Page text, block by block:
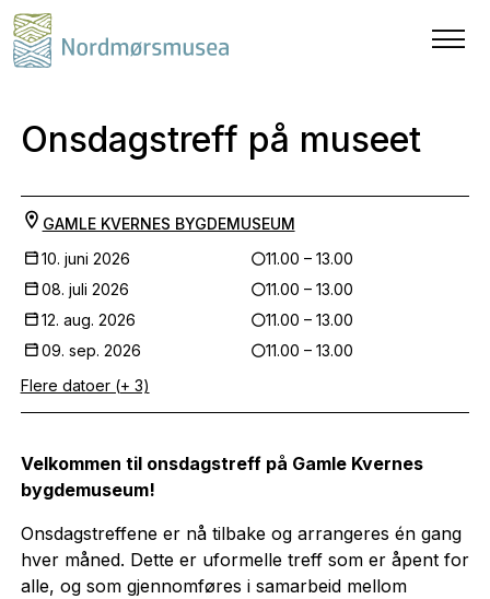
Onsdagstreff på museet
GAMLE KVERNES BYGDEMUSEUM
10. juni 2026
11.00 – 13.00
08. juli 2026
11.00 – 13.00
12. aug. 2026
11.00 – 13.00
09. sep. 2026
11.00 – 13.00
Flere datoer (+ 3)
Velkommen til onsdagstreff på Gamle Kvernes
bygdemuseum!
Onsdagstreffene er nå tilbake og arrangeres én gang
hver måned. Dette er uformelle treff som er åpent for
alle, og som gjennomføres i samarbeid mellom